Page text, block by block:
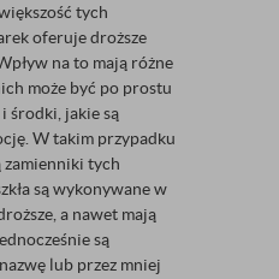
tych
oferuje droższe
Wpływ na to mają różne
może być po prostu
środki, jakie są
W takim przypadku
zamienniki tych
są wykonywane w
a nawet mają
są
lub przez mniej